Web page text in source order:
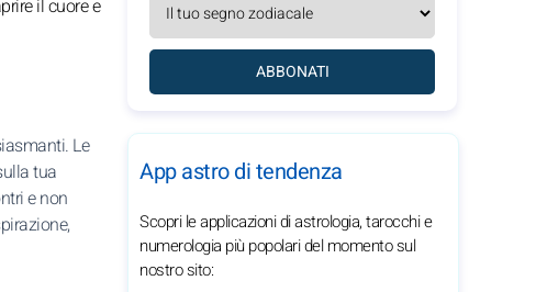
il cuore e
Le
tua
e non
ABBONATI
App astro di tendenza
Scopri le applicazioni di astrologia, tarocchi e
numerologia più popolari del momento sul
nostro sito: